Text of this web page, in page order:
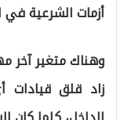
أزمات الشرعية في
وهناك متغير آخر
زاد قلق قيادات